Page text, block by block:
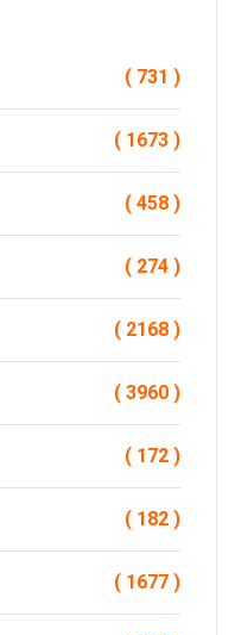
( 731 )
( 1673 )
( 458 )
( 274 )
( 2168 )
( 3960 )
( 172 )
( 182 )
( 1677 )